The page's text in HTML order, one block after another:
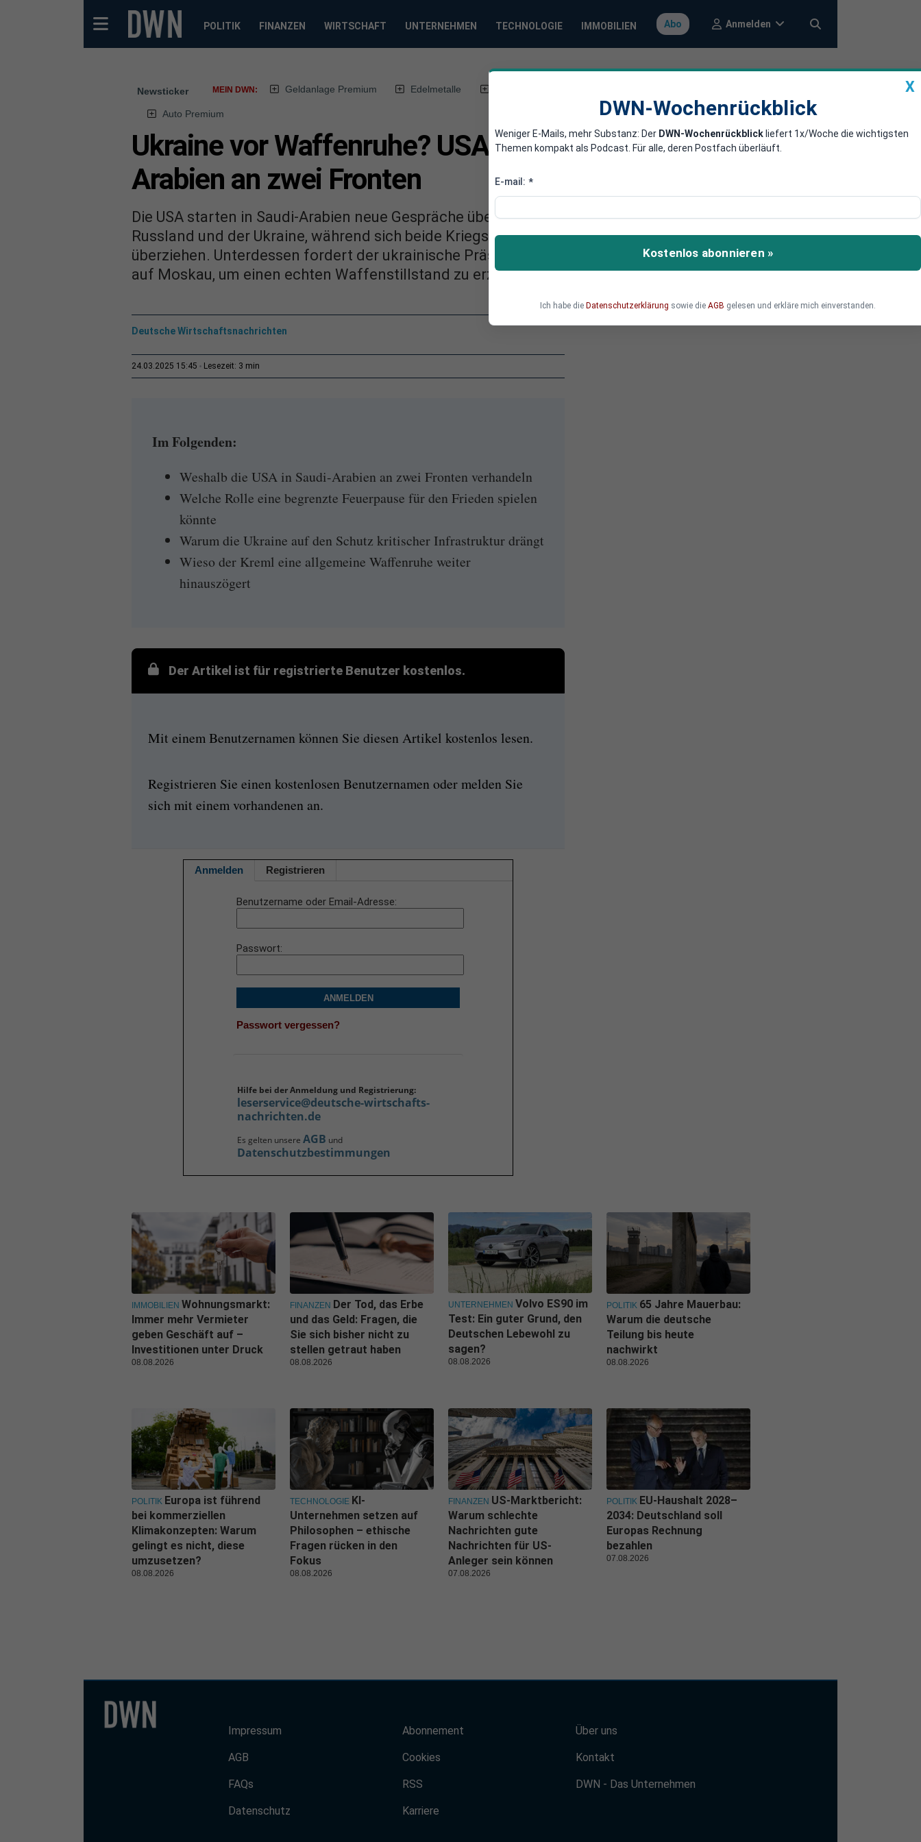
POLITIK FINANZEN WIRTSCHAFT UNTERNEHMEN TECHNOLOGIE IMMOBILIEN Abo Anmelden
Newsticker MEIN DWN: Geldanlage Premium Edelmetalle
Auto Premium
Ukraine vor Waffenruhe? USA verhandeln in Saudi-
Arabien an zwei Fronten
Die USA starten in Saudi-Arabien neue Gespräche über eine begrenzte Waffenruhe zwischen
Russland und der Ukraine, während sich beide Kriegsparteien weiterhin mit Drohnenangriffen
überziehen. Unterdessen fordert der ukrainische Präsident Selenskyj mehr internationalen Druck
auf Moskau, um einen echten Waffenstillstand zu erzwingen
Deutsche Wirtschaftsnachrichten
24.03.2025 15:45 Lesezeit: 3 min
Im Folgenden:
Weshalb die USA in Saudi-Arabien an zwei Fronten verhandeln
Welche Rolle eine begrenzte Feuerpause für den Frieden spielen
könnte
Warum die Ukraine auf den Schutz kritischer Infrastruktur drängt
Wieso der Kreml eine allgemeine Waffenruhe weiter
hinauszögert
Der Artikel ist für registrierte Benutzer kostenlos.
Mit einem Benutzernamen können Sie diesen Artikel kostenlos lesen.
Registrieren Sie einen kostenlosen Benutzernamen oder melden Sie
sich mit einem vorhandenen an.
Anmelden Registrieren
Benutzername oder Email-Adresse
Passwort
ANMELDEN
Passwort vergessen?
Hilfe bei der Anmeldung und Registrierung:
leserservice@deutsche-wirtschafts-
nachrichten.de
Es gelten unsere AGB und
Datenschutzbestimmungen
X
DWN-Wochenrückblick
Weniger E-Mails, mehr Substanz: Der DWN-Wochenrückblick liefert 1x/Woche die wichtigsten
Themen kompakt als Podcast. Für alle, deren Postfach überläuft.
E-mail: *
Kostenlos abonnieren »
Ich habe die Datenschutzerklärung sowie die AGB gelesen und erkläre mich einverstanden.
IMMOBILIEN Wohnungsmarkt:
Immer mehr Vermieter
geben Geschäft auf –
Investitionen unter Druck
08.08.2026
FINANZEN Der Tod, das Erbe
und das Geld: Fragen, die
Sie sich bisher nicht zu
stellen getraut haben
08.08.2026
UNTERNEHMEN Volvo ES90 im
Test: Ein guter Grund, den
Deutschen Lebewohl zu
sagen?
08.08.2026
POLITIK 65 Jahre Mauerbau:
Warum die deutsche
Teilung bis heute
nachwirkt
08.08.2026
POLITIK Europa ist führend
bei kommerziellen
Klimakonzepten: Warum
gelingt es nicht, diese
umzusetzen?
08.08.2026
TECHNOLOGIE KI-
Unternehmen setzen auf
Philosophen – ethische
Fragen rücken in den
Fokus
08.08.2026
FINANZEN US-Marktbericht:
Warum schlechte
Nachrichten gute
Nachrichten für US-
Anleger sein können
07.08.2026
POLITIK EU-Haushalt 2028–
2034: Deutschland soll
Europas Rechnung
bezahlen
07.08.2026
Impressum
AGB
FAQs
Datenschutz
Abonnement
Cookies
RSS
Karriere
Über uns
Kontakt
DWN - Das Unternehmen